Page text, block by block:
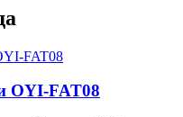
OYI-FAT08